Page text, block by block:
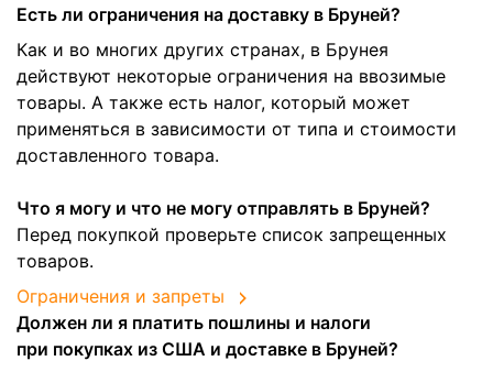
Есть ли ограничения на доставку в Бруней?
Как и во многих других странах, в Брунея
действуют некоторые ограничения на ввозимые
товары. А также есть налог, который может
применяться в зависимости от типа и стоимости
доставленного товара.
Что я могу и что не могу отправлять в Бруней?
Перед покупкой проверьте список запрещенных
товаров.
Ограничения и запреты
Должен ли я платить пошлины и налоги
при покупках из США и доставке в Бруней?